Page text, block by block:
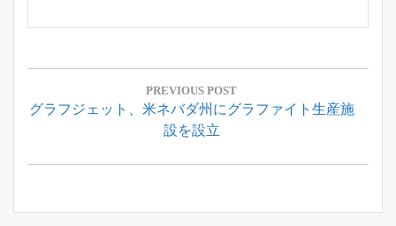
投
ナ
ゲ
シ
PREVIOUS POST
Previous
グラフジェット、米ネバダ州にグラファイト生産施
設を設立